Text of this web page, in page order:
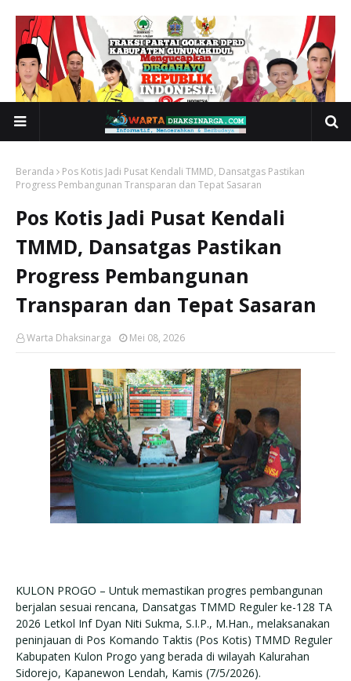
Beranda
Pos Kotis Jadi Pusat Kendali TMMD, Dansatgas Pastikan
Progress Pembangunan Transparan dan Tepat Sasaran
Pos Kotis Jadi Pusat Kendali
TMMD, Dansatgas Pastikan
Progress Pembangunan
Transparan dan Tepat Sasaran
Warta Dhaksinarga Mei 08, 2026
KULON PROGO – Untuk memastikan progres pembangunan
berjalan sesuai rencana, Dansatgas TMMD Reguler ke-128 TA
2026 Letkol Inf Dyan Niti Sukma, S.I.P., M.Han., melaksanakan
peninjauan di Pos Komando Taktis (Pos Kotis) TMMD Reguler
Kabupaten Kulon Progo yang berada di wilayah Kalurahan
Sidorejo, Kapanewon Lendah, Kamis (7/5/2026).